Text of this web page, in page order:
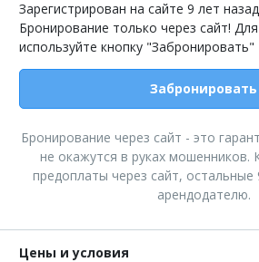
Зарегистрирован на сайте 9 лет назад
Бронирование только через сайт!
используйте кнопку "Забронировать"
Забронировать
Бронирование через сайт - это
не окажутся в руках мошенников.
предоплаты через сайт, остальные
арендодателю.
Цены и условия